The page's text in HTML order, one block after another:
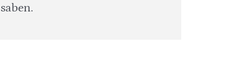
saben.